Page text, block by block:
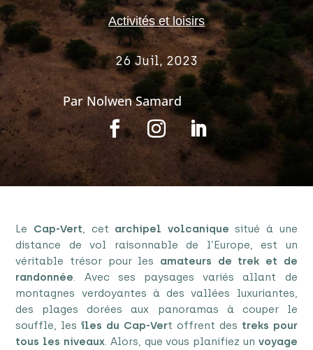
Activités et loisirs
26 Juil, 2023
ParNolwen Samard
Le Cap-Vert, cet archipel volcanique situé à une
distance de vol raisonnable de l’Europe, est un
véritable trésor pour les amateurs de trek et de
randonnée. Avec ses paysages variés allant de
montagnes verdoyantes à des vallées luxuriantes,
des plages dorées aux panoramas à couper le
souffle, lesîles du Cap-Vert offrent des treks pour
tous les niveaux. Alors, que vous planifiez un voyage